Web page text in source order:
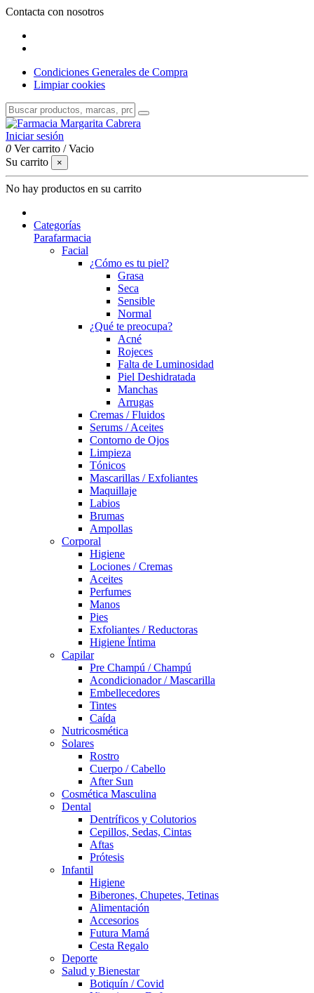
Contacta con nosotros
Condiciones Generales de Compra
Limpiar cookies
Iniciar sesión
0 Ver carrito /Vacio
Su carrito
×
No hay productos en su carrito
Categorías
Parafarmacia
Facial
¿Cómo es tu piel?
Grasa
Seca
Sensible
Normal
¿Qué te preocupa?
Acné
Rojeces
Falta de Luminosidad
Piel Deshidratada
Manchas
Arrugas
Cremas / Fluidos
Serums / Aceites
Contorno de Ojos
Limpieza
Tónicos
Mascarillas / Exfoliantes
Maquillaje
Labios
Brumas
Ampollas
Corporal
Higiene
Lociones / Cremas
Aceites
Perfumes
Manos
Pies
Exfoliantes / Reductoras
Higiene Ïntima
Capilar
Pre Champú / Champú
Acondicionador / Mascarilla
Embellecedores
Tintes
Caída
Nutricosmética
Solares
Rostro
Cuerpo / Cabello
After Sun
Cosmética Masculina
Dental
Dentríficos y Colutorios
Cepillos, Sedas, Cintas
Aftas
Prótesis
Infantil
Higiene
Biberones, Chupetes, Tetinas
Alimentación
Accesorios
Futura Mamá
Cesta Regalo
Deporte
Salud y Bienestar
Botiquín / Covid